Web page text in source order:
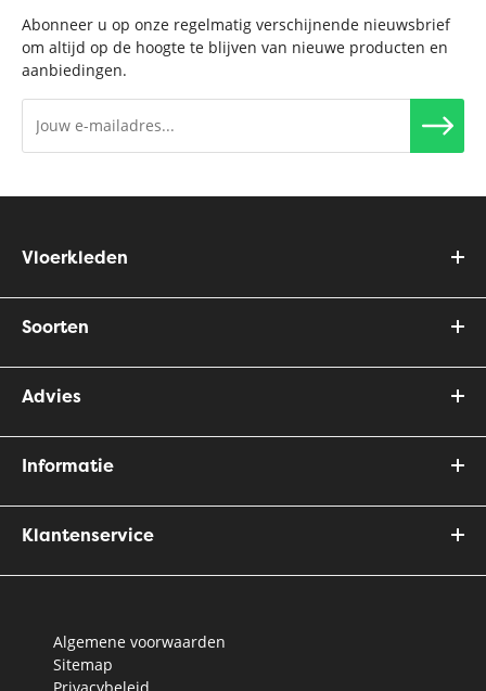
Abonneer u op onze regelmatig verschijnende nieuwsbrief
om altijd op de hoogte te blijven van nieuwe producten en
aanbiedingen.
Vloerkleden
Soorten
Advies
Informatie
Klantenservice
Algemene voorwaarden
Sitemap
Privacybeleid